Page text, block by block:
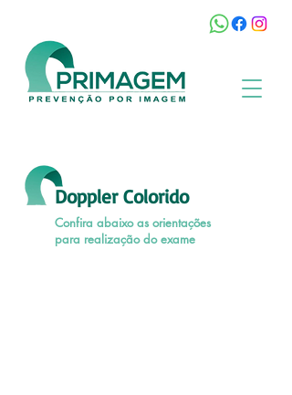
Doppler Colorido
Confira abaixo as orientações
para realização do exame